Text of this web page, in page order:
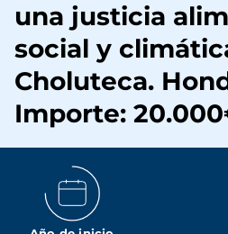
una justicia
social y
Choluteca.
Importe: